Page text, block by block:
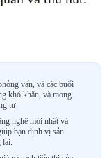
vấn, và các buổi
khó khăn, và mong
tự.
nghệ mới nhất và
bạn định vị sản
lai.